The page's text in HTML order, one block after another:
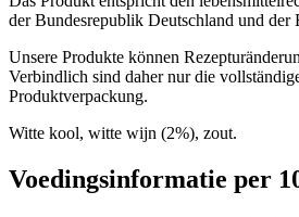
der Bundesrepublik Deutschland und der
Unsere Produkte können
Verbindlich sind daher nur die
Produktverpackung.
Witte kool, witte wijn (2%), zout.
Voedingsinformatie per